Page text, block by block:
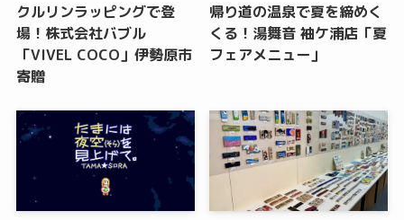
クルリンラッピングで登
場！株式会社バブル
「VIVEL COCO」伊勢原市
寄贈
帰り道の温泉で夏を締めく
くる！湯舞音 袖ケ浦店「夏
フェアメニュー」